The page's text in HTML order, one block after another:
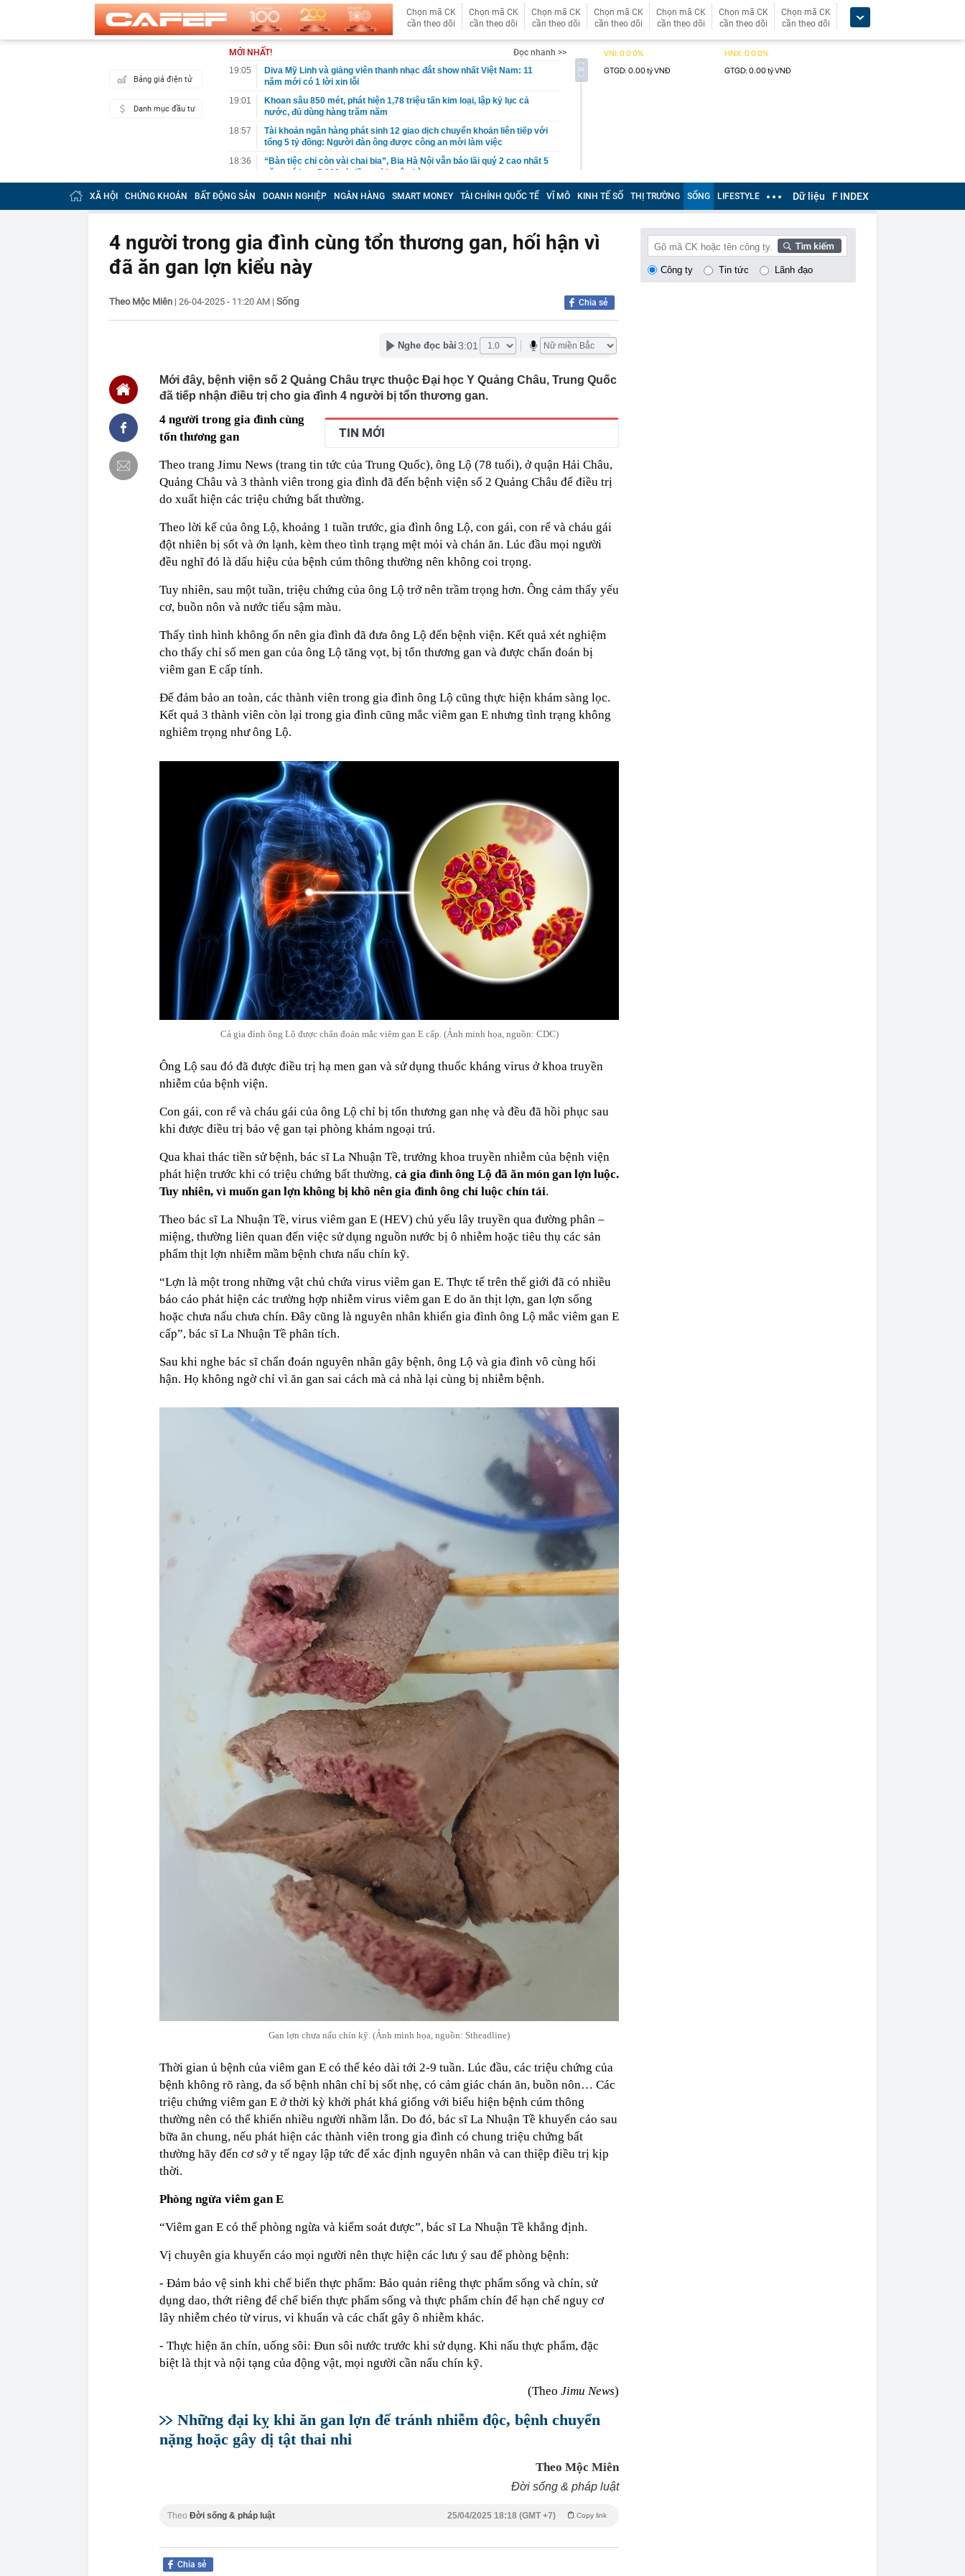
Chọn mã CK
cần theo dõi
Chọn mã CK
cần theo dõi
Chọn mã CK
cần theo dõi
Chọn mã CK
cần theo dõi
Chọn mã CK
cần theo dõi
Chọn mã CK
cần theo dõi
Chọn mã CK
cần theo dõi
Bảng giá điện tử
Danh mục đầu tư
MỚI NHẤT!
Đọc nhanh >>
19:05
Diva Mỹ Linh và giảng viên thanh nhạc đắt show nhất Việt Nam: 11
năm mới có 1 lời xin lỗi
19:01
Khoan sâu 850 mét, phát hiện 1,78 triệu tấn kim loại, lập kỷ lục cả
nước, đủ dùng hàng trăm năm
18:57
Tài khoản ngân hàng phát sinh 12 giao dịch chuyển khoản liên tiếp với
tổng 5 tỷ đồng: Người đàn ông được công an mời làm việc
18:36
“Bàn tiệc chỉ còn vài chai bia”, Bia Hà Nội vẫn báo lãi quý 2 cao nhất 5
năm, có hơn 5.300 tỷ đồng gửi ngân hàng
18:35
Không phải Mỹ - đây mới là quốc gia chuẩn bị bắt tay với Iran quản lý
eo biển Hormuz
khách mới
18:30
Xuất hiện diễn biến mới xung quanh dự án đường sắt cao tốc hơn 7 tỷ
USD do Trung Quốc đầu tư: Khoản nợ khủng sẽ đi về đâu?
18:27
Sao nữ mất 2,7 tỷ vì đầu tư chứng khoán, tuyên bố phá sản và phải
slogan nổi tiếng “có làm thì mới có ăn”
18:08
QR thanh toán xuyên biên giới - lợi thế cạnh tranh mới của hộ kinh
doanh phục vụ khách quốc tế
được dự báo sẽ tìm đúng hướng để bứt phá tài chính
18:02
18:01
Tin vui: Khách Việt đến quốc gia này có thể tích điểm, điểm đổi được
vé tham quan, quà tặng
18:00
Phó Bí thư Thường trực Thành ủy Hà Nội Nguyễn Trọng Đông kiểm tra,
18:00
Hà Nội triển khai thi hành quy định bảo vệ dữ liệu cá nhân
17:53
XSMN 6/8 - Kết quả XSMN hôm nay thứ Năm ngày 6/8/2026
Nhiều chủ cơ sở kinh doanh sập bẫy mạo danh đặt thực phẩm, mua
hàng số lượng lớn
17:44
Quy định chuyển tiếp về xét thăng hạng viên chức từ 1/7/2026
XÃ HỘI CHỨNG KHOÁN BẤT ĐỘNG SẢN DOANH NGHIỆP NGÂN HÀNG SMART MONEY TÀI CHÍNH QUỐC TẾ VĨ MÔ KINH TẾ SỐ THỊ TRƯỜNG SỐNG LIFESTYLE Dữ liệu F INDEX
4 người trong gia đình cùng tổn thương gan, hối hận vì
đã ăn gan lợn kiểu này
Theo Mộc Miên | 26-04-2025 - 11:20 AM | Sống Chia sẻ
Nghe đọc bài 3:01
Mới đây, bệnh viện số 2 Quảng Châu trực thuộc Đại học Y Quảng Châu, Trung Quốc
đã tiếp nhận điều trị cho gia đình 4 người bị tổn thương gan.
TIN MỚI
4 người trong gia đình cùng
tổn thương gan
Theo trang Jimu News (trang tin tức của Trung Quốc), ông Lộ (78 tuổi), ở quận Hải Châu,
Quảng Châu và 3 thành viên trong gia đình đã đến bệnh viện số 2 Quảng Châu để điều trị
do xuất hiện các triệu chứng bất thường.
Theo lời kể của ông Lộ, khoảng 1 tuần trước, gia đình ông Lộ, con gái, con rể và cháu gái
đột nhiên bị sốt và ớn lạnh, kèm theo tình trạng mệt mỏi và chán ăn. Lúc đầu mọi người
đều nghĩ đó là dấu hiệu của bệnh cúm thông thường nên không coi trọng.
Tuy nhiên, sau một tuần, triệu chứng của ông Lộ trở nên trầm trọng hơn. Ông cảm thấy yếu
cơ, buồn nôn và nước tiểu sậm màu.
Thấy tình hình không ổn nên gia đình đã đưa ông Lộ đến bệnh viện. Kết quả xét nghiệm
cho thấy chỉ số men gan của ông Lộ tăng vọt, bị tổn thương gan và được chẩn đoán bị
viêm gan E cấp tính.
Để đảm bảo an toàn, các thành viên trong gia đình ông Lộ cũng thực hiện khám sàng lọc.
Kết quả 3 thành viên còn lại trong gia đình cũng mắc viêm gan E nhưng tình trạng không
nghiêm trọng như ông Lộ.
Cả gia đình ông Lộ được chẩn đoán mắc viêm gan E cấp. (Ảnh minh họa, nguồn: CDC)
Ông Lộ sau đó đã được điều trị hạ men gan và sử dụng thuốc kháng virus ở khoa truyền
nhiễm của bệnh viện.
Con gái, con rể và cháu gái của ông Lộ chỉ bị tổn thương gan nhẹ và đều đã hồi phục sau
khi được điều trị bảo vệ gan tại phòng khám ngoại trú.
Qua khai thác tiền sử bệnh, bác sĩ La Nhuận Tề, trưởng khoa truyền nhiễm của bệnh viện
phát hiện trước khi có triệu chứng bất thường, cả gia đình ông Lộ đã ăn món gan lợn luộc.
Tuy nhiên, vì muốn gan lợn không bị khô nên gia đình ông chỉ luộc chín tái.
Theo bác sĩ La Nhuận Tề, virus viêm gan E (HEV) chủ yếu lây truyền qua đường phân –
miệng, thường liên quan đến việc sử dụng nguồn nước bị ô nhiễm hoặc tiêu thụ các sản
phẩm thịt lợn nhiễm mầm bệnh chưa nấu chín kỹ.
“Lợn là một trong những vật chủ chứa virus viêm gan E. Thực tế trên thế giới đã có nhiều
báo cáo phát hiện các trường hợp nhiễm virus viêm gan E do ăn thịt lợn, gan lợn sống
hoặc chưa nấu chưa chín. Đây cũng là nguyên nhân khiến gia đình ông Lộ mắc viêm gan E
cấp”, bác sĩ La Nhuận Tề phân tích.
Sau khi nghe bác sĩ chẩn đoán nguyên nhân gây bệnh, ông Lộ và gia đình vô cùng hối
hận. Họ không ngờ chỉ vì ăn gan sai cách mà cả nhà lại cùng bị nhiễm bệnh.
Gan lợn chưa nấu chín kỹ. (Ảnh minh họa, nguồn: Stheadline)
Thời gian ủ bệnh của viêm gan E có thể kéo dài tới 2-9 tuần. Lúc đầu, các triệu chứng của
bệnh không rõ ràng, đa số bệnh nhân chỉ bị sốt nhẹ, có cảm giác chán ăn, buồn nôn… Các
triệu chứng viêm gan E ở thời kỳ khởi phát khá giống với biểu hiện bệnh cúm thông
thường nên có thể khiến nhiều người nhầm lẫn. Do đó, bác sĩ La Nhuận Tề khuyến cáo sau
bữa ăn chung, nếu phát hiện các thành viên trong gia đình có chung triệu chứng bất
thường hãy đến cơ sở y tế ngay lập tức để xác định nguyên nhân và can thiệp điều trị kịp
thời.
Phòng ngừa viêm gan E
“Viêm gan E có thể phòng ngừa và kiểm soát được”, bác sĩ La Nhuận Tề khẳng định.
Vị chuyên gia khuyến cáo mọi người nên thực hiện các lưu ý sau để phòng bệnh:
- Đảm bảo vệ sinh khi chế biến thực phẩm: Bảo quản riêng thực phẩm sống và chín, sử
dụng dao, thớt riêng để chế biến thực phẩm sống và thực phẩm chín để hạn chế nguy cơ
lây nhiễm chéo từ virus, vi khuẩn và các chất gây ô nhiễm khác.
- Thực hiện ăn chín, uống sôi: Đun sôi nước trước khi sử dụng. Khi nấu thực phẩm, đặc
biệt là thịt và nội tạng của động vật, mọi người cần nấu chín kỹ.
(Theo Jimu News)
Những đại kỵ khi ăn gan lợn để tránh nhiễm độc, bệnh chuyển
nặng hoặc gây dị tật thai nhi
Theo Mộc Miên
Đời sống & pháp luật
Theo Đời sống & pháp luật Copy link
25/04/2025 18:18 (GMT +7)
Chia sẻ
Công ty Tin tức Lãnh đạo